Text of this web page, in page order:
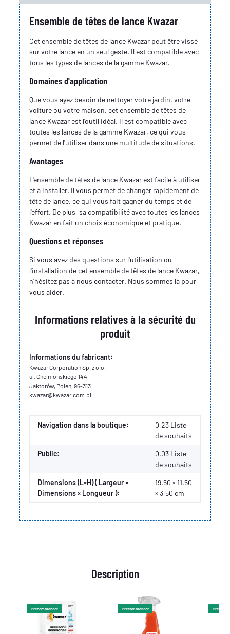
Ensemble de têtes de lance Kwazar
Cet ensemble de têtes de lance Kwazar peut être vissé
sur votre lance en un seul geste. Il est compatible avec
tous les types de lances de la gamme Kwazar.
Domaines d'application
Que vous ayez besoin de nettoyer votre jardin, votre
voiture ou votre maison, cet ensemble de têtes de
lance Kwazar est l'outil idéal. Il est compatible avec
toutes les lances de la gamme Kwazar, ce qui vous
permet de l'utiliser dans une multitude de situations.
Avantages
L'ensemble de têtes de lance Kwazar est facile à utiliser
et à installer. Il vous permet de changer rapidement de
tête de lance, ce qui vous fait gagner du temps et de
l'effort. De plus, sa compatibilité avec toutes les lances
Kwazar en fait un choix économique et pratique.
Questions et réponses
Si vous avez des questions sur l'utilisation ou
l'installation de cet ensemble de têtes de lance Kwazar,
n'hésitez pas à nous contacter. Nous sommes là pour
vous aider.
Informations relatives à la sécurité du
produit
Informations du fabricant:
Kwazar Corporation Sp. z o.o.
ul. Chelmonskiego 144
Jaktorów, Polen, 96-313
kwazar@kwazar.com.pl
Valeur
Fabricant
Navigation dans la boutique:
0,23 Liste
de souhaits
Public: 0,03 Liste
de souhaits
Dimensions (L×H) ( Largeur ×
Dimensions × Longueur ):
19,50 × 11,50
× 3,50 cm
Description
Précommander Précommander